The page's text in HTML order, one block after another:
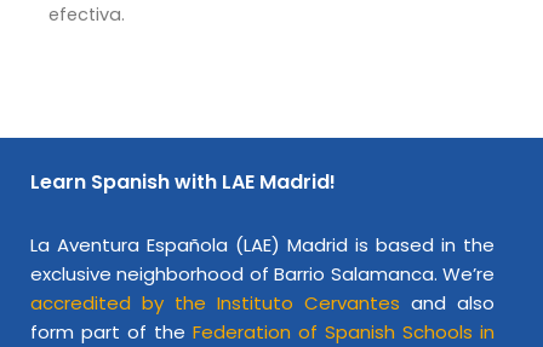
efectiva.
Learn Spanish with LAE Madrid!
La Aventura Española (LAE) Madrid is based in the
exclusive neighborhood of Barrio Salamanca. We’re
accredited by the Instituto Cervantes and also
form part of the Federation of Spanish Schools in